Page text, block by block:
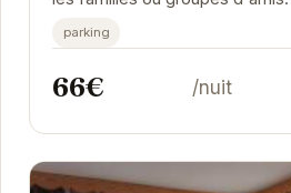
agréable à Orcières avec vos
parking
66€ /nuit